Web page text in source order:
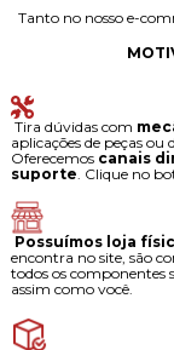
Tanto no nosso e-
Tira dúvidas com
aplicações de peças
Oferecemos canais
suporte . Clique no
Possuímos loja
encontra no site, são
todos os componentes
assim como você.